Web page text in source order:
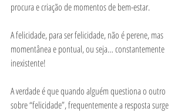
procura e criação de momentos de bem-estar.
A felicidade, para ser felicidade, não é perene, mas
momentânea e pontual, ou seja… constantemente
inexistente!
A verdade é que quando alguém questiona o outro
sobre “felicidade”, frequentemente a resposta surge